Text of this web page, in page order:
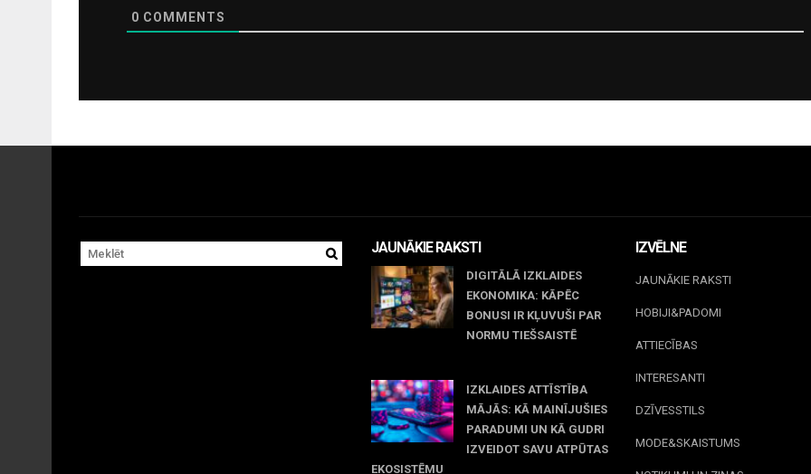
0 COMMENTS
JAUNĀKIE RAKSTI
DIGITĀLĀ IZKLAIDES
EKONOMIKA: KĀPĒC
BONUSI IR KĻUVUŠI PAR
NORMU TIEŠSAISTĒ
IZKLAIDES ATTĪSTĪBA
MĀJĀS: KĀ MAINĪJUŠIES
PARADUMI UN KĀ GUDRI
IZVEIDOT SAVU ATPŪTAS
EKOSISTĒMU
IZVĒLNE
JAUNĀKIE RAKSTI
HOBIJI&PADOMI
ATTIECĪBAS
INTERESANTI
DZĪVESSTILS
MODE&SKAISTUMS